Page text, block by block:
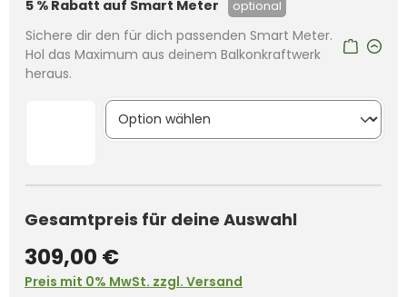
5 % Rabatt auf Smart Meter optional
Sichere dir den für dich passenden Smart Meter.
Hol das Maximum aus deinem Balkonkraftwerk
heraus.
Gesamtpreis für deine Auswahl
309,00 €
Preis mit 0% MwSt. zzgl. Versand